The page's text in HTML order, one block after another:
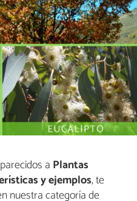
a Plantas
y ejemplos, te
nuestra categoría de